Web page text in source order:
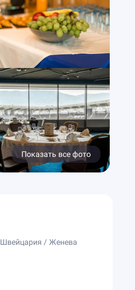
Показать все фото
Швейцария / Женева